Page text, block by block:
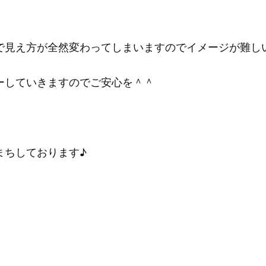
え方が全然変わってしまいますのでイメージが難し
ていきますのでご安心を＾＾
ちしております♪